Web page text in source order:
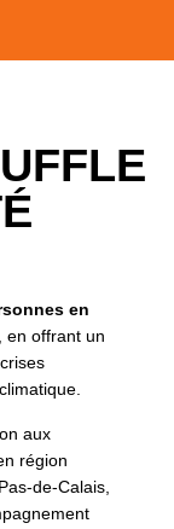
en
, en offrant un
aux
région
de-Calais,